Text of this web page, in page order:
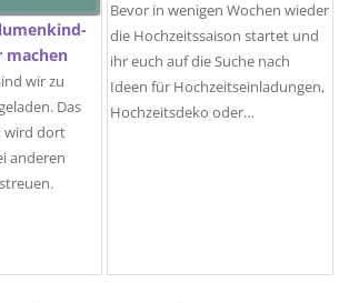
machen
wir zu
Das
wird dort
anderen
Bevor in wenigen Wochen wieder
die Hochzeitssaison startet und
ihr euch auf die Suche nach
Ideen für Hochzeitseinladungen,
Hochzeitsdeko oder…